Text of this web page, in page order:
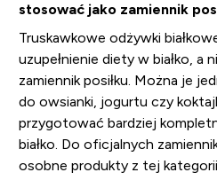
stosować jako zamiennik
Truskawkowe odżywki
uzupełnienie diety w białko, a
zamiennik posiłku. Można je
do owsianki, jogurtu czy
przygotować bardziej
białko. Do oficjalnych
osobne produkty z tej